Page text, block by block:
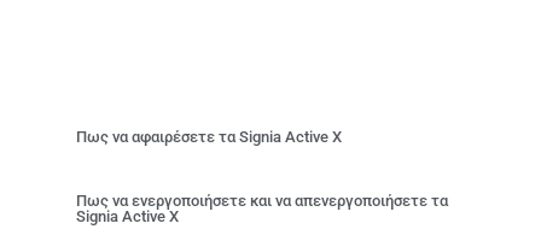
Πως να αφαιρέσετε τα Signia Active Χ
Πως να ενεργοποιήσετε και να απενεργοποιήσετε τα
Signia Active Χ